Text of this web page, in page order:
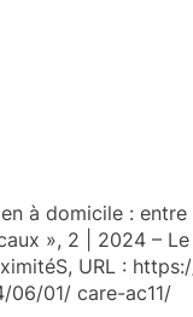
à domicile :
», 2 | 2024 –
URL :
01/ care-ac11/